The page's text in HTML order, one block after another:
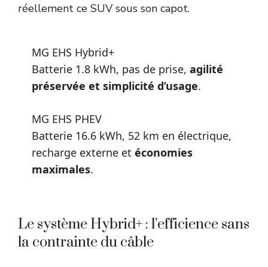
réellement ce SUV sous son capot.
MG EHS Hybrid+
Batterie 1.8 kWh, pas de prise, agilité
préservée et simplicité d’usage.
MG EHS PHEV
Batterie 16.6 kWh, 52 km en électrique,
recharge externe et économies
maximales.
Le système Hybrid+ : l’efficience sans
la contrainte du câble